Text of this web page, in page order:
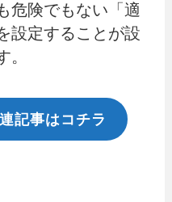
危険でもない「適
設定することが設
。
記事はコチラ